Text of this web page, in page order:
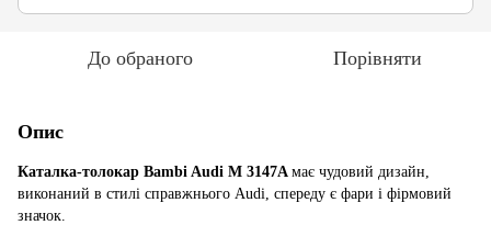
До обраного Порівняти
Опис
Каталка-толокар Bambi Audi M 3147A має чудовий дизайн,
виконаний в стилі справжнього Audi, спереду є фари і фірмовий
значок.